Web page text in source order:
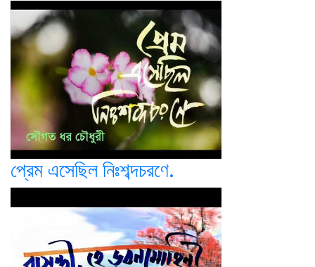
প্রেম এসেছিল নিঃশব্দচরণে.